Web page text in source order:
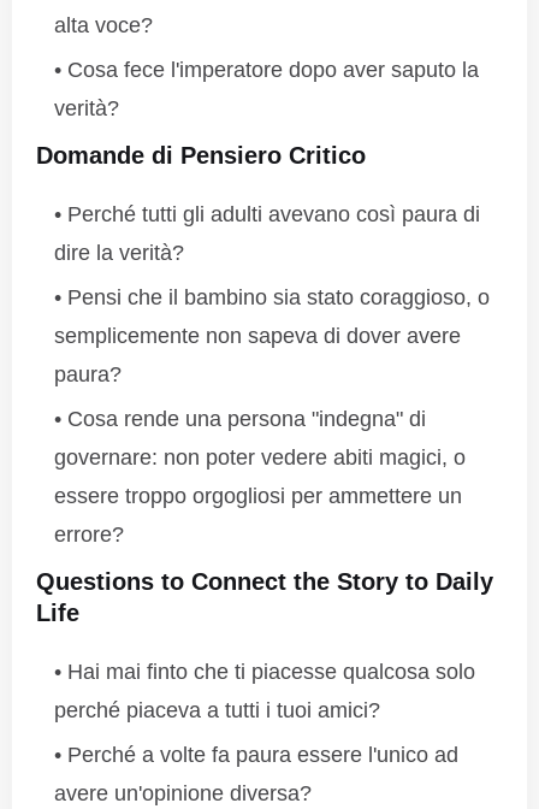
alta voce?
Cosa fece l'imperatore dopo aver saputo la
verità?
Domande di Pensiero Critico
Perché tutti gli adulti avevano così paura di
dire la verità?
Pensi che il bambino sia stato coraggioso, o
semplicemente non sapeva di dover avere
paura?
Cosa rende una persona "indegna" di
governare: non poter vedere abiti magici, o
essere troppo orgogliosi per ammettere un
errore?
Questions to Connect the Story to Daily
Life
Hai mai finto che ti piacesse qualcosa solo
perché piaceva a tutti i tuoi amici?
Perché a volte fa paura essere l'unico ad
avere un'opinione diversa?